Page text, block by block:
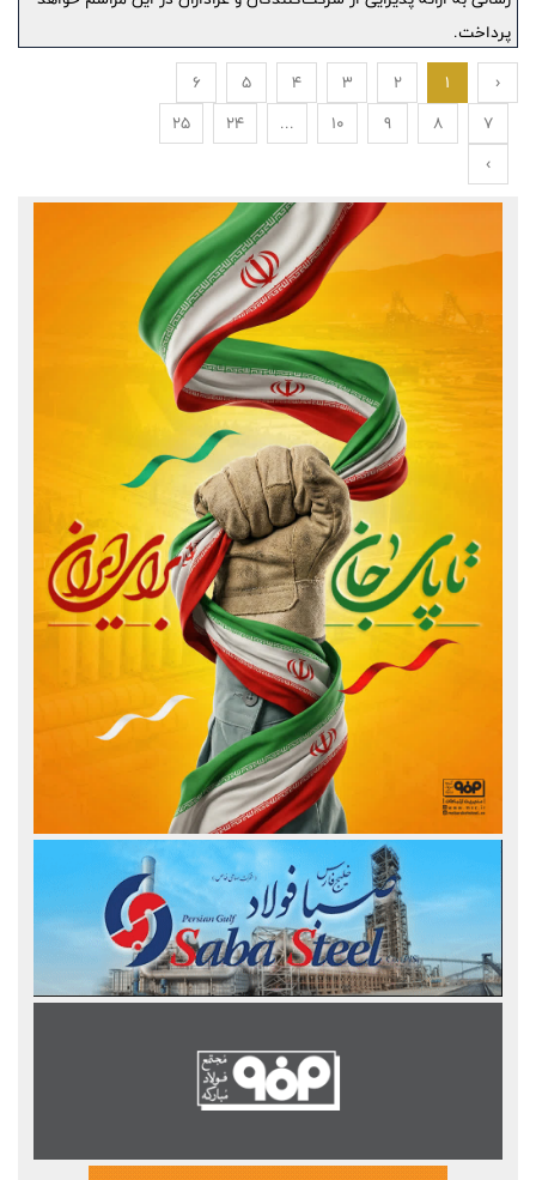
پرداخت.
‹
1
2
3
4
5
6
7
8
9
10
...
24
25
›